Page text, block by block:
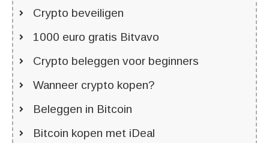
Crypto beveiligen
1000 euro gratis Bitvavo
Crypto beleggen voor beginners
Wanneer crypto kopen?
Beleggen in Bitcoin
Bitcoin kopen met iDeal